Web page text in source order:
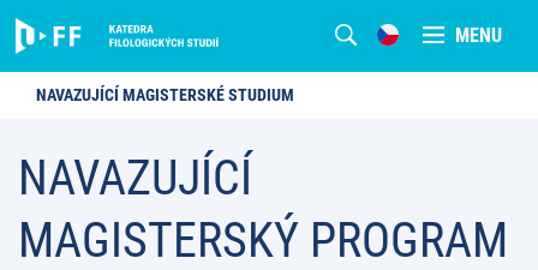
MENU
NAVAZUJÍCÍ MAGISTERSKÉ STUDIUM
NAVAZUJÍCÍ
MAGISTERSKÝ PROGRAM